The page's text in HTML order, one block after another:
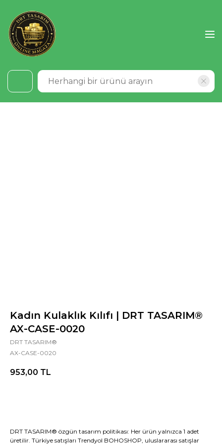
Kadın Kulaklık Kılıfı | DRT TASARIM®
AX-CASE-0020
DRT TASARIM®
AX-CASE-0020
953,00 TL
DRT TASARIM® özgün tasarım politikası: Her ürün yalnızca 1 adet
üretilir. Türkiye satışları Trendyol BOHOSHOP, uluslararası satışlar